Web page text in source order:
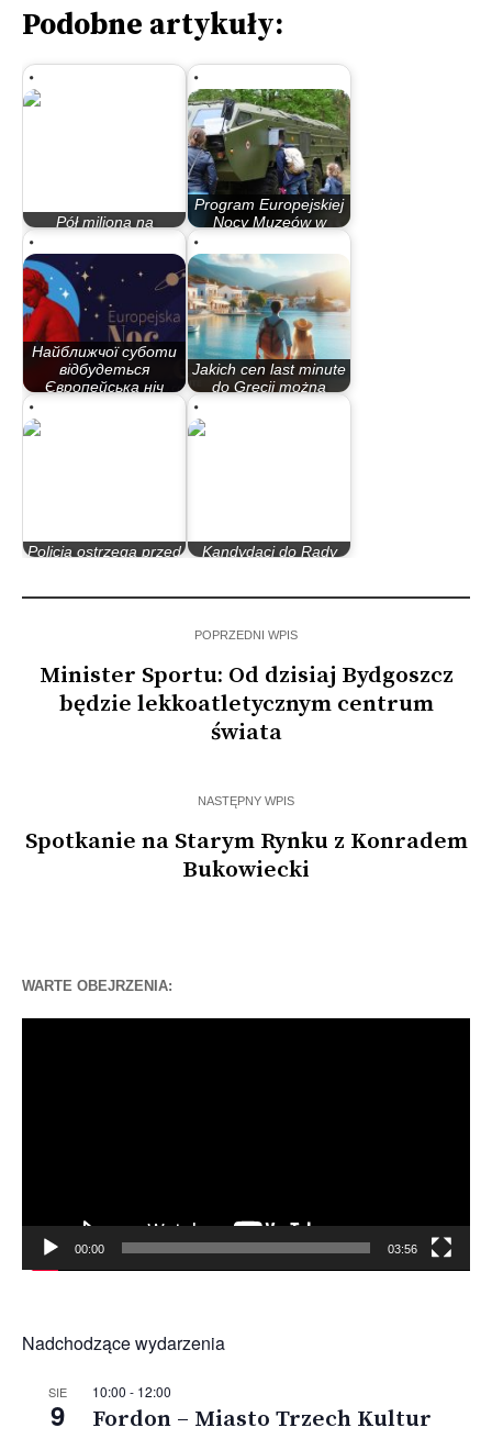
Podobne artykuły:
Pół miliona na
Program Europejskiej
Nocy Muzeów w
Найближчої суботи
відбудеться
Європейська ніч
Jakich cen last minute
do Grecji można
Policja ostrzega przed
Kandydaci do Rady
POPRZEDNI WPIS
Minister Sportu: Od dzisiaj Bydgoszcz
będzie lekkoatletycznym centrum
świata
NASTĘPNY WPIS
Spotkanie na Starym Rynku z Konradem
Bukowiecki
WARTE OBEJRZENIA:
00:00 03:56
Nadchodzące wydarzenia
SIE
9
10:00 - 12:00
Fordon – Miasto Trzech Kultur